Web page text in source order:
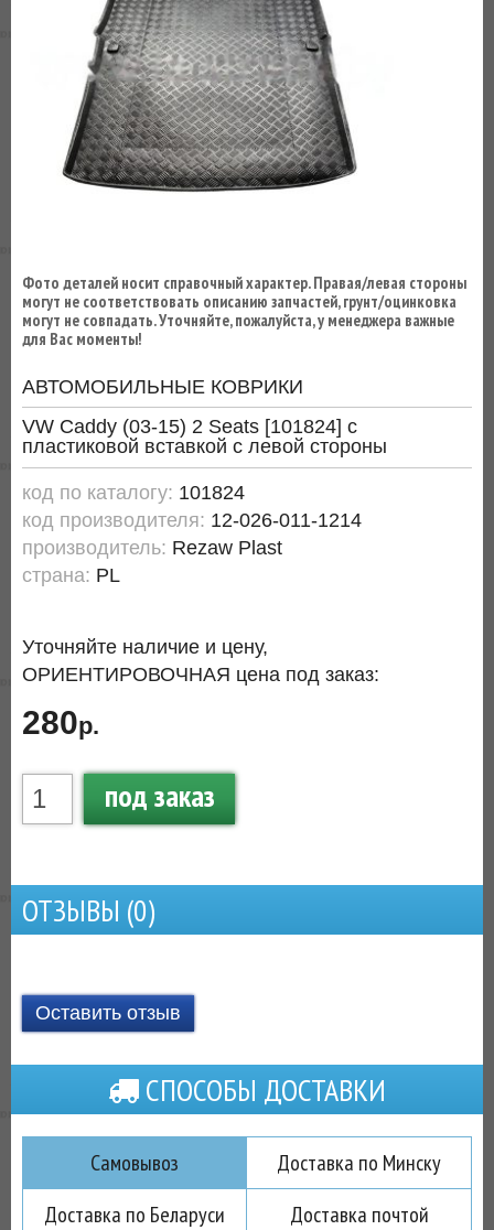
Фото деталей носит справочный характер. Правая/левая стороны
могут не соответствовать описанию запчастей, грунт/оцинковка
могут не совпадать. Уточняйте, пожалуйста, у менеджера важные
для Вас моменты!
АВТОМОБИЛЬНЫЕ КОВРИКИ
VW Caddy (03-15) 2 Seats [101824] с
пластиковой вставкой с левой стороны
код по каталогу: 101824
код производителя: 12-026-011-1214
производитель: Rezaw Plast
страна: PL
Уточняйте наличие и цену,
ОРИЕНТИРОВОЧНАЯ цена под заказ:
280р.
под заказ
ОТЗЫВЫ (0)
Оставить отзыв
СПОСОБЫ ДОСТАВКИ
Самовывоз
Доставка по Минску
Доставка по Беларуси
Доставка почтой